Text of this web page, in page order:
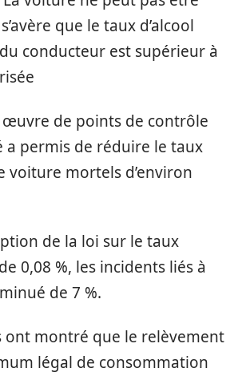
que le taux d’alcool
conducteur est supérieur à
de points de contrôle
a permis de réduire le taux
voiture mortels d’environ
de la loi sur le taux
0,08 %, les incidents liés à
de 7 %.
ont montré que le relèvement
légal de consommation